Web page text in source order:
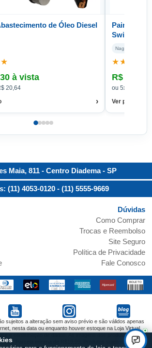
de Óleo Diesel
à vista
20,64
›
Painel
Switch
Nagano
★★★★★
R$ 99,00
ou 5x de R$
Ver produto
Maia, 811 - Centro Diadema- SP
(11) 4053-0120 - (11) 5555-9669
Dúvidas
Como Comprar
Trocas e Reembolso
Site Seguro
Política de Privacidade
Fale Conosco
sujeitos a alteração sem aviso prévio e são válidos apenas
nesta data ou enquanto houver estoque na Loja Virtual.
e confirmação de dados. As imagens dos produtos são
Parcela mínima de R$19,99. Produtos sujeitos a